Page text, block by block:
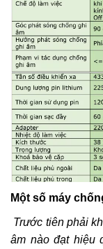
Một số máy
Trước tiên phải
âm nào đạt hiệu